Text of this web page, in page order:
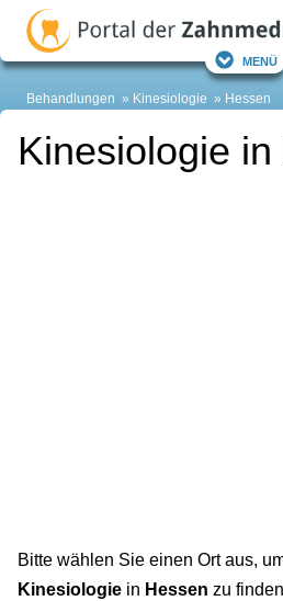
Menü
Behandlungen Kinesiologie Hessen
Kinesiologie
Bitte wählen Sie einen Ort aus,
Kinesiologie in Hessen zu